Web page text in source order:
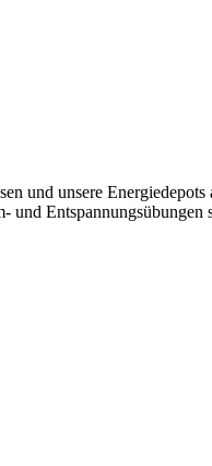
und unsere
und